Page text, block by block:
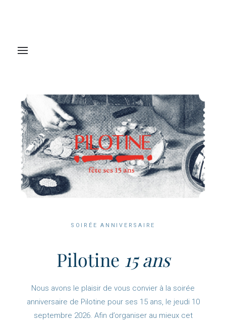
SOIRÉE ANNIVERSAIRE
Pilotine 15 ans
Nous avons le plaisir de vous convier à la soirée
anniversaire de Pilotine pour ses 15 ans, le jeudi 10
septembre 2026. Afin d’organiser au mieux cet